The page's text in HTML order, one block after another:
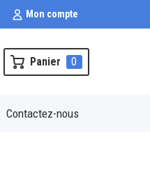
Mon compte
Panier 0
Contactez-nous